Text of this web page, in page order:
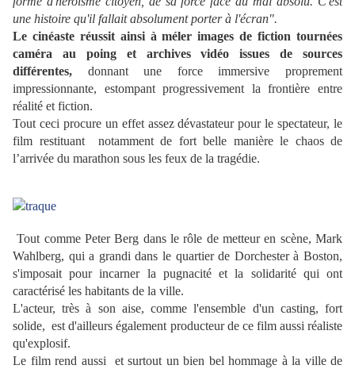
une histoire qu'il fallait absolument porter à l'écran".
Le cinéaste réussit ainsi à méler images de fiction tournées
caméra au poing et archives vidéo issues de sources
différentes, donnant une force immersive proprement
impressionnante, estompant progressivement la frontière entre
réalité et fiction.
Tout ceci procure un effet assez dévastateur pour le spectateur, le
film restituant notamment de fort belle manière le chaos de
l’arrivée du marathon sous les feux de la tragédie.
Tout comme Peter Berg dans le rôle de metteur en scène, Mark
Wahlberg, qui a grandi dans le quartier de Dorchester à Boston,
s'imposait pour incarner la pugnacité et la solidarité qui ont
caractérisé les habitants de la ville.
L'acteur, très à son aise, comme l'ensemble d'un casting, fort
solide, est d'ailleurs également producteur de ce film aussi réaliste
qu'explosif.
Le film rend aussi et surtout un bien bel hommage à la ville de